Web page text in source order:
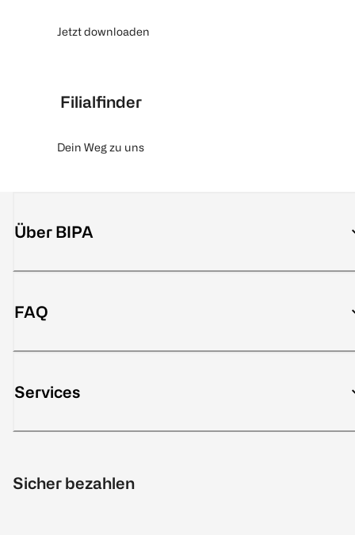
Jetzt downloaden
Filialfinder
Dein Weg zu uns
Über BIPA
FAQ
Services
Sicher bezahlen